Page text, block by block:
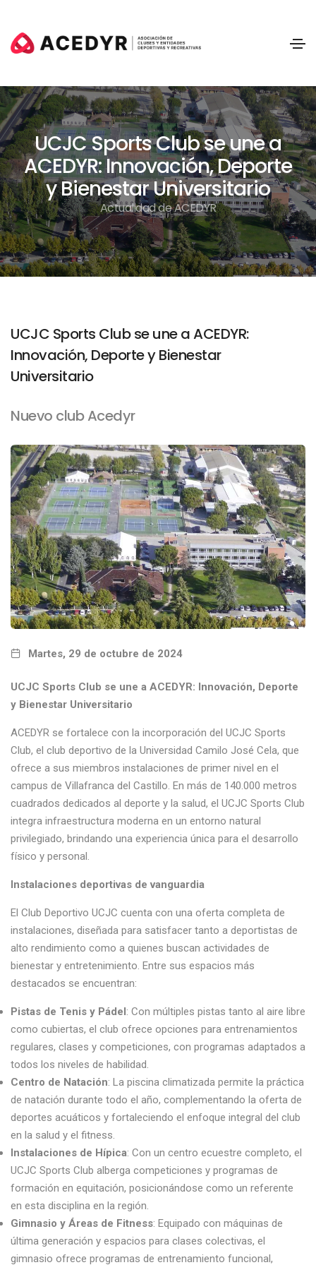
UCJC Sports Club se une a
ACEDYR: Innovación, Deporte
y Bienestar Universitario
Actualidad de ACEDYR
UCJC Sports Club se une a ACEDYR:
Innovación, Deporte y Bienestar
Universitario
Nuevo club Acedyr
Martes, 29 de octubre de 2024
UCJC Sports Club se une a ACEDYR: Innovación, Deporte
y Bienestar Universitario
ACEDYR se fortalece con la incorporación del UCJC Sports
Club, el club deportivo de la Universidad Camilo José Cela, que
ofrece a sus miembros instalaciones de primer nivel en el
campus de Villafranca del Castillo. En más de 140.000 metros
cuadrados dedicados al deporte y la salud, el UCJC Sports Club
integra infraestructura moderna en un entorno natural
privilegiado, brindando una experiencia única para el desarrollo
físico y personal.
Instalaciones deportivas de vanguardia
El Club Deportivo UCJC cuenta con una oferta completa de
instalaciones, diseñada para satisfacer tanto a deportistas de
alto rendimiento como a quienes buscan actividades de
bienestar y entretenimiento. Entre sus espacios más
destacados se encuentran:
Pistas de Tenis y Pádel: Con múltiples pistas tanto al aire libre
como cubiertas, el club ofrece opciones para entrenamientos
regulares, clases y competiciones, con programas adaptados a
todos los niveles de habilidad.
Centro de Natación: La piscina climatizada permite la práctica
de natación durante todo el año, complementando la oferta de
deportes acuáticos y fortaleciendo el enfoque integral del club
en la salud y el fitness.
Instalaciones de Hípica: Con un centro ecuestre completo, el
UCJC Sports Club alberga competiciones y programas de
formación en equitación, posicionándose como un referente
en esta disciplina en la región.
Gimnasio y Áreas de Fitness: Equipado con máquinas de
última generación y espacios para clases colectivas, el
gimnasio ofrece programas de entrenamiento funcional,